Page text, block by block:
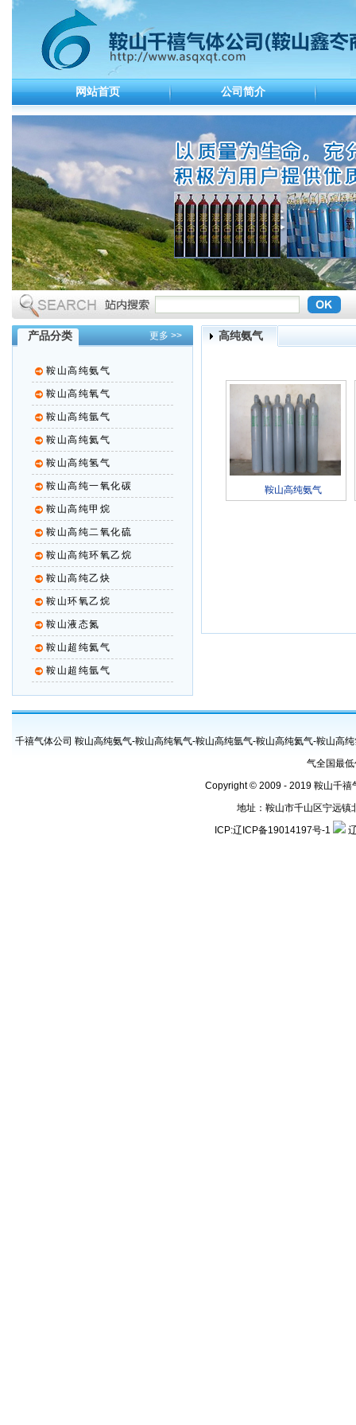
网站首页 公司简介
产品分类 更多 >>
鞍山高纯氨气
鞍山高纯氧气
鞍山高纯氩气
鞍山高纯氦气
鞍山高纯氢气
鞍山高纯一氧化碳
鞍山高纯甲烷
鞍山高纯二氧化硫
鞍山高纯环氧乙烷
鞍山高纯乙炔
鞍山环氧乙烷
鞍山液态氮
鞍山超纯氦气
鞍山超纯氩气
高纯氨气
鞍山高纯氨气
千禧气体公司 鞍山高纯氨气-鞍山高纯氧气-鞍山高纯氩气-鞍山高纯氦气-鞍山高
气全国最
Copyright © 2009 - 2019 鞍山千禧
地址：鞍山市千山区宁远
ICP:辽ICP备19014197号-1